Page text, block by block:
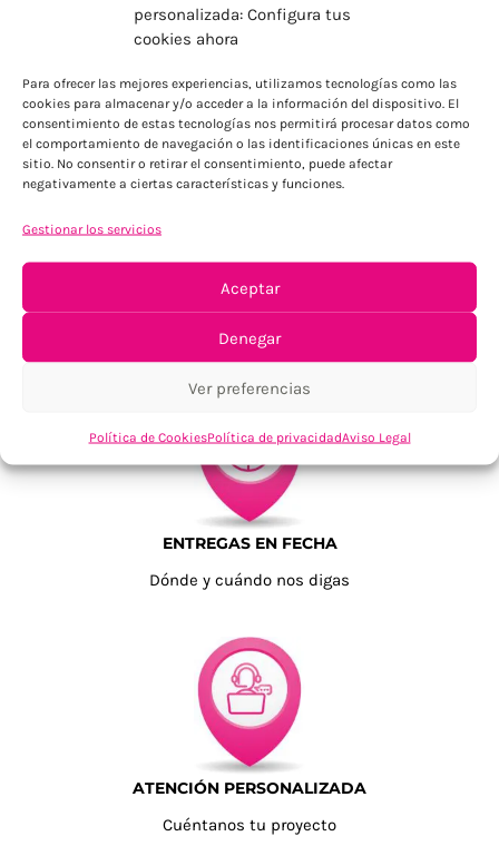
personalizada: Configura tus
cookies ahora
Para ofrecer las mejores experiencias, utilizamos tecnologías como las
cookies para almacenar y/o acceder a la información del dispositivo. El
consentimiento de estas tecnologías nos permitirá procesar datos como
el comportamiento de navegación o las identificaciones únicas en este
sitio. No consentir o retirar el consentimiento, puede afectar
negativamente a ciertas características y funciones.
Gestionar los servicios
Aceptar
Denegar
Ver preferencias
Política de CookiesPolítica de privacidadAviso Legal
Para Península, resto consultar
TU SATISFACCIÓN = LA NUESTRA
Tu confianza, nuestro objetivo
ENTREGAS EN FECHA
Dónde y cuándo nos digas
ATENCIÓN PERSONALIZADA
Cuéntanos tu proyecto